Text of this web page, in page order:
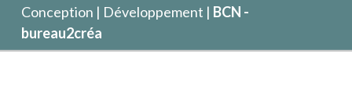
Conception | Développement | BCN -
bureau2créa